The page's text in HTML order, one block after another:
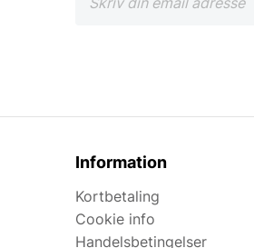
Information
Kortbetaling
Cookie info
Handelsbetingelser